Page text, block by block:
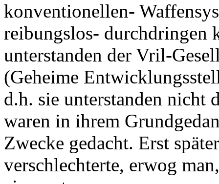
konventionellen-
reibungslos- durchdringen
unterstanden der Vril-
(Geheime
d.h. sie unterstanden
waren in ihrem
Zwecke gedacht. Erst
verschlechterte, erwog